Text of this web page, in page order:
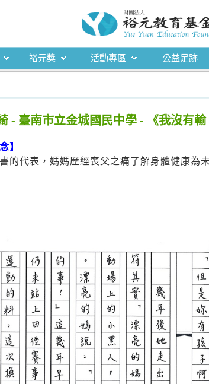
裕元獎 活動專區 公益足跡
- 臺南市立金城國民中學 - 《我沒有輸
】
的代表，媽媽歷經喪父之痛了解身體健康為